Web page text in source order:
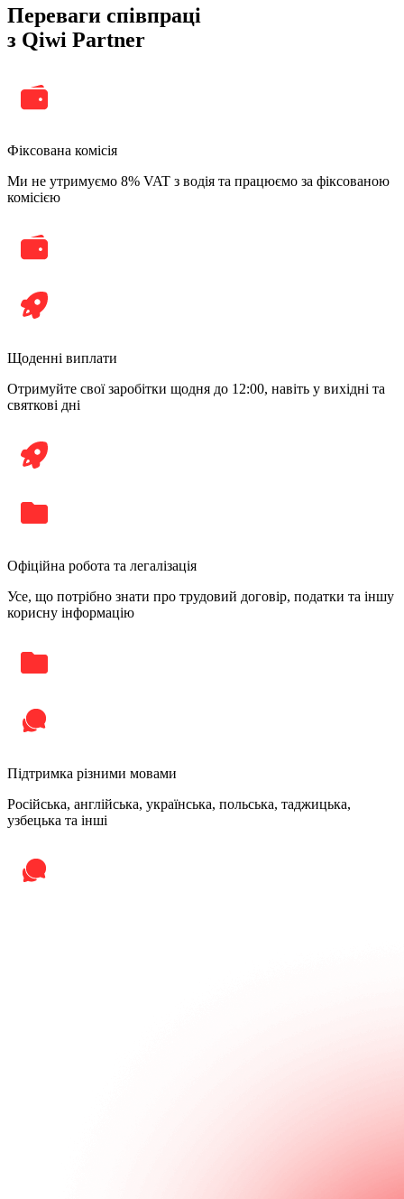
Переваги співпраці
з Qiwi Partner
Фіксована комісія
Ми не утримуємо 8% VAT з водія та працюємо за фіксованою
комісією
Щоденні виплати
Отримуйте свої заробітки щодня до 12:00, навіть у вихідні та
святкові дні
Офіційна робота та легалізація
Усе, що потрібно знати про трудовий договір, податки та іншу
корисну інформацію
Підтримка різними мовами
Російська, англійська, українська, польська, таджицька,
узбецька та інші